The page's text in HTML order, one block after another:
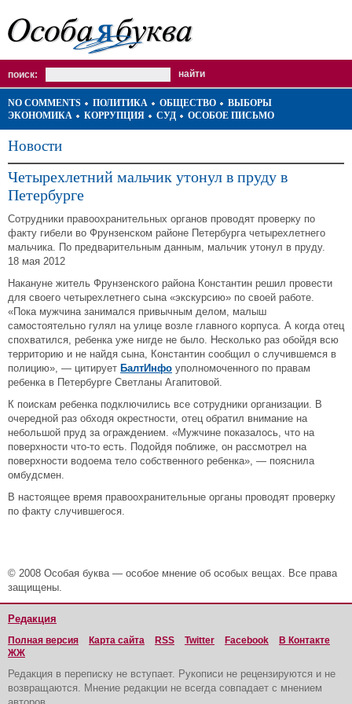
поиск:
NO COMMENTS ПОЛИТИКА ОБЩЕСТВО
ВЫБОРЫ
ЭКОНОМИКА
КОРРУПЦИЯ СУД ОСОБОЕ ПИСЬМО
Новости
Четырехлетний мальчик утонул в пруду в
Петербурге
Сотрудники правоохранительных органов проводят проверку по
факту гибели во Фрунзенском районе Петербурга четырехлетнего
мальчика. По предварительным данным, мальчик утонул в пруду.
18 мая 2012
Накануне житель Фрунзенского района Константин решил провести
для своего четырехлетнего сына «экскурсию» по своей работе.
«Пока мужчина занимался привычным делом, малыш
самостоятельно гулял на улице возле главного корпуса. А когда отец
спохватился, ребенка уже нигде не было. Несколько раз обойдя всю
территорию и не найдя сына, Константин сообщил о случившемся в
полицию», ― цитирует БалтИнфо уполномоченного по правам
ребенка в Петербурге Светланы Агапитовой.
К поискам ребенка подключились все сотрудники организации. В
очередной раз обходя окрестности, отец обратил внимание на
небольшой пруд за ограждением. «Мужчине показалось, что на
поверхности что-то есть. Подойдя поближе, он рассмотрел на
поверхности водоема тело собственного ребенка», ― пояснила
омбудсмен.
В настоящее время правоохранительные органы проводят проверку
по факту случившегося.
© 2008 Особая буква — особое мнение об особых вещах. Все права
защищены.
Редакция
Полная версия Карта сайта RSS Twitter Facebook
В Контакте
ЖЖ
Редакция в переписку не вступает. Рукописи не рецензируются и не
возвращаются. Мнение редакции не всегда совпадает с мнением